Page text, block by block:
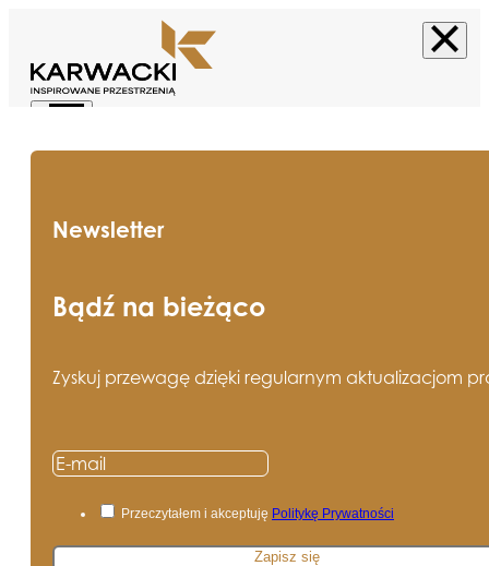
Newsletter
Bądź na bieżąco
Zyskuj przewagę dzięki regularnym aktualizacjom
Przeczytałem i akceptuję Politykę Prywatności
Zapisz się